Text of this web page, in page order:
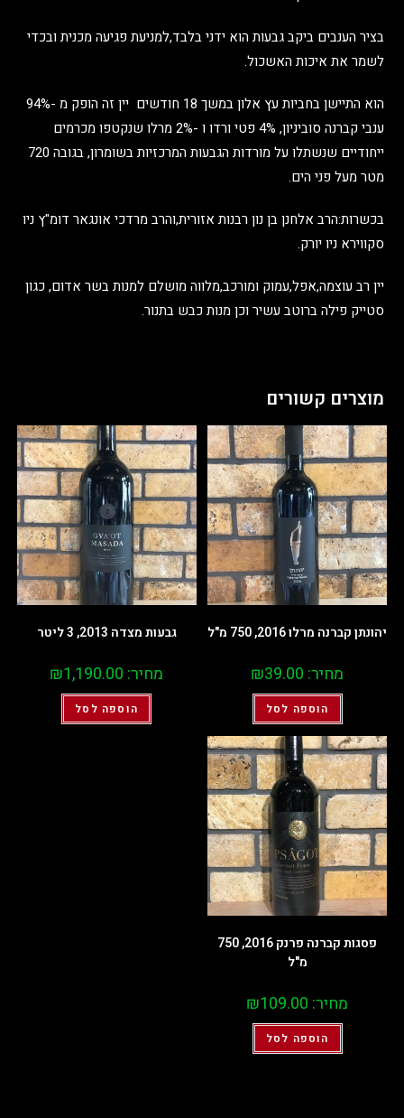
בציר הענבים ביקב גבעות הוא ידני בלבד,למניעת פגיעה מכנית ובכדי
לשמר את איכות האשכול.
הוא התיישן בחביות עץ אלון במשך 18 חודשים יין זה הופק מ -94%
ענבי קברנה סוביניון, 4% פטי ורדו ו -2% מרלו שנקטפו מכרמים
ייחודיים שנשתלו על מורדות הגבעות המרכזיות בשומרון, בגובה 720
מטר מעל פני הים.
בכשרות:הרב אלחנן בן נון רבנות אזורית,והרב מרדכי אונגאר דומ"ץ ניו
סקווירא ניו יורק.
יין רב עוצמה,אפל,עמוק ומורכב,מלווה מושלם למנות בשר אדום, כגון
סטייק פילה ברוטב עשיר וכן מנות כבש בתנור.
מוצרים קשורים
יהונתן קברנה מרלו 2016, 750 מ"ל
מחיר: ₪39.00
הוספה לסל
גבעות מצדה 2013, 3 ליטר
מחיר: ₪1,190.00
הוספה לסל
פסגות קברנה פרנק 2016, 750
מ"ל
מחיר: ₪109.00
הוספה לסל